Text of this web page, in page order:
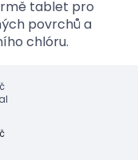
tablet pro
povrchů a
chlóru.